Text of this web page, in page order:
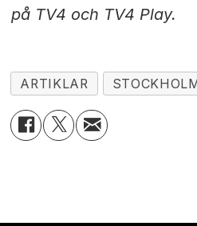
på TV4 och TV4 Play.
ARTIKLAR